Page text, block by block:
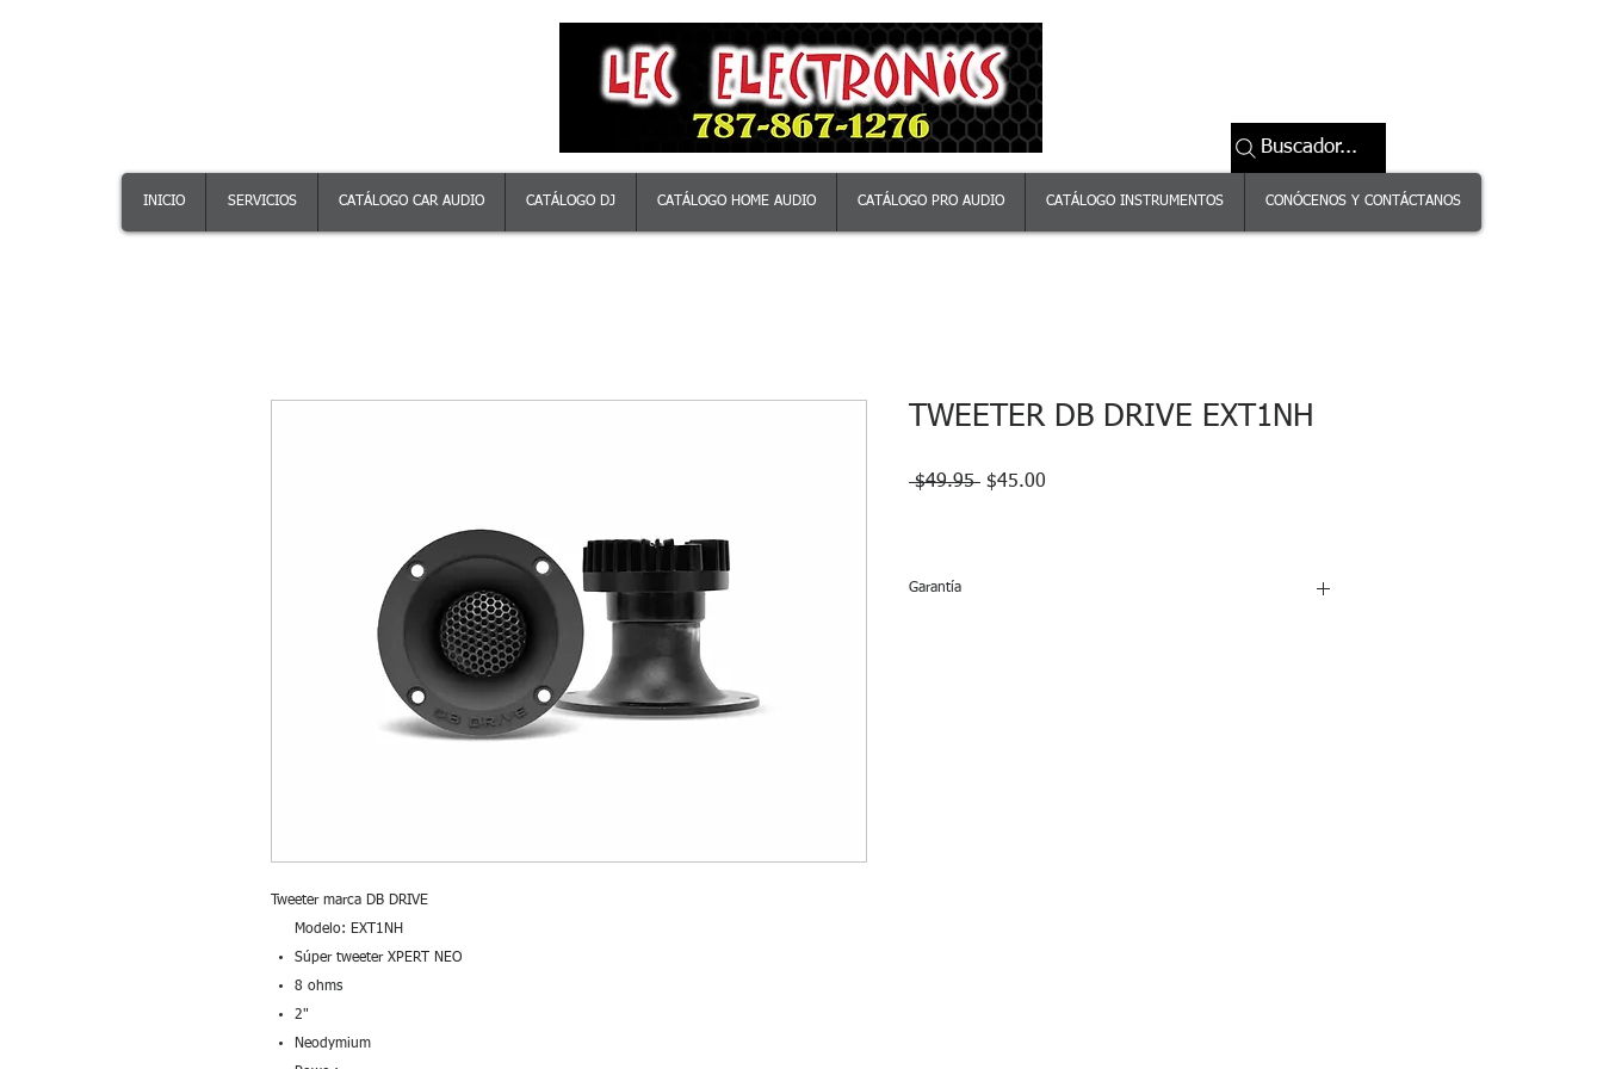
Buscador...
INICIO SERVICIOS CATÁLOGO CAR AUDIO CATÁLOGO DJ CATÁLOGO HOME AUDIO CATÁLOGO PRO AUDIO CATÁLOGO INSTRUMENTOS CONÓCENOS Y CONTÁCTANOS
Tweeter marca DB DRIVE
Modelo: EXT1NH
Súper tweeter XPERT NEO
8 ohms
2"
Neodymium
TWEETER DB DRIVE EXT1NH
$49.95 Precio
$45.00
Garantía